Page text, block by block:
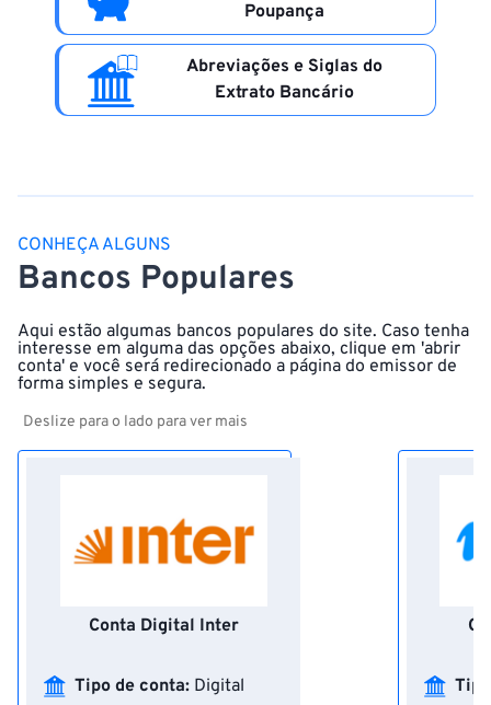
Poupança
Abreviações e Siglas do
Extrato Bancário
CONHEÇA ALGUNS
Bancos Populares
Aqui estão algumas bancos populares do site. Caso tenha
interesse em alguma das opções abaixo, clique em 'abrir
conta' e você será redirecionado a página do emissor de
forma simples e segura.
Deslize para o lado para ver mais
Conta Digital Inter
Tipo de conta: Digital